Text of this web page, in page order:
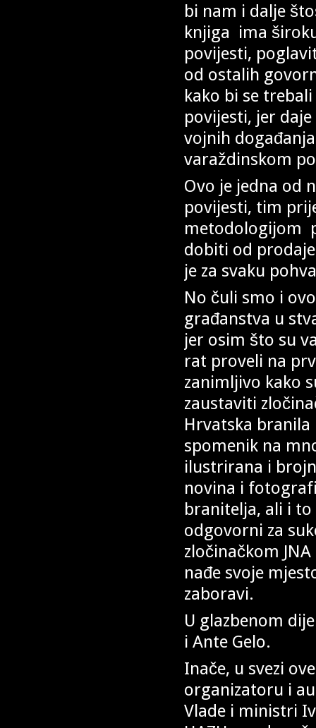
bi nam i dalje
knjiga ima
povijesti,
od ostalih
kako bi se
povijesti, jer
vojnih
varaždinskom
Ovo je jedna od
povijesti, tim
metodologijom
dobiti od
je za svaku
No čuli smo i
građanstva u
jer osim što su
rat proveli na
zanimljivo kako
zaustaviti
Hrvatska
spomenik na
ilustrirana i
novina i
branitelja, ali i
odgovorni za
zločinačkom
nađe svoje
zaboravi.
U glazbenom
i Ante Gelo.
Inače, u svezi
organizatoru i
Vlade i ministri